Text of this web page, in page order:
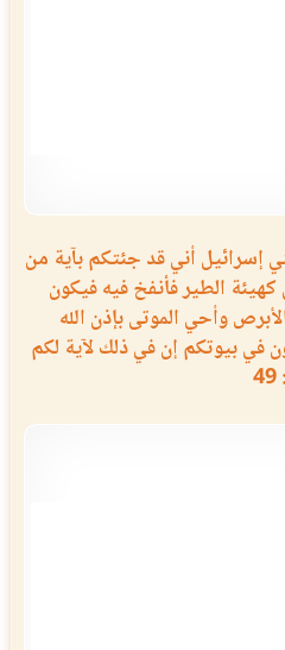
إسرائيل أني قد جئتكم بآية من
الطير فأنفخ فيه فيكون
وأحي الموتى بإذن الله
في بيوتكم إن في ذلك لآية لكم